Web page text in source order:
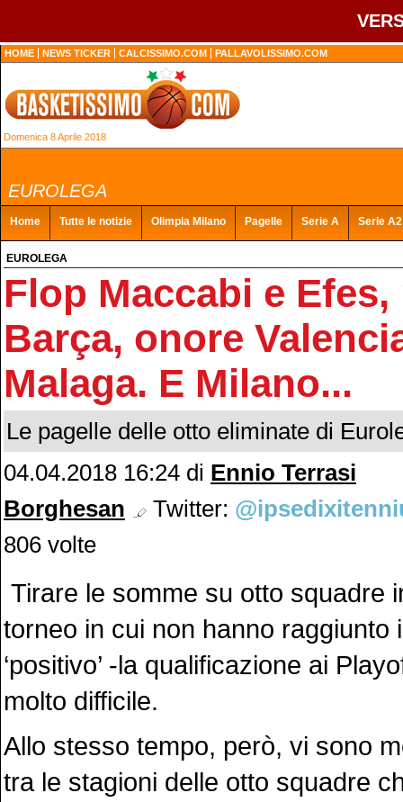
HOME NEWS TICKER CALCISSIMO.COM PALLAVOLISSIMO.COM
Domenica 8 Aprile 2018
EUROLEGA
Home Tutte le notizie Olimpia Milano Pagelle Serie A Serie A2
EUROLEGA
Flop Maccabi e Efes,
Barça, onore
Malaga. E Milano...
Le pagelle delle otto eliminate di
04.04.2018 16:24 di Ennio Terrasi
Borghesan
Twitter:
806 volte
Tirare le somme su otto squadre
torneo in cui non hanno raggiunto
‘positivo’ -la qualificazione ai
molto difficile.
Allo stesso tempo, però, vi sono
tra le stagioni delle otto squadre